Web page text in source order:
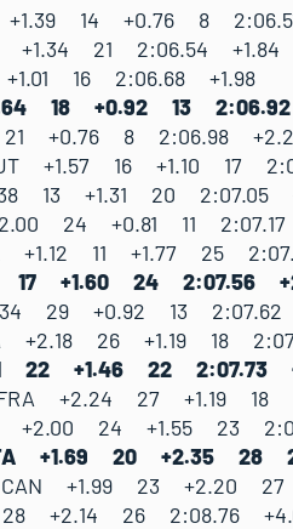
+1.39 14 +0.76 8
+1.34 21 2:06.54 +1.84
16 2:06.68 +1.98
18 +0.92 13
21 +0.76 8 2:06.98
AUT +1.57 16 +1.10 17
13 +1.31 20 2:07.05
24 +0.81 11
+1.12 11 +1.77 25
17 +1.60 24 2:07.56
29 +0.92 13
+2.18 26 +1.19 18
22 +1.46 22 2:07.73
FRA +2.24 27 +1.19 18
+2.00 24 +1.55 23
ITA +1.69 20 +2.35 28
CAN +1.99 23 +2.20
28 +2.14 26 2:08.76